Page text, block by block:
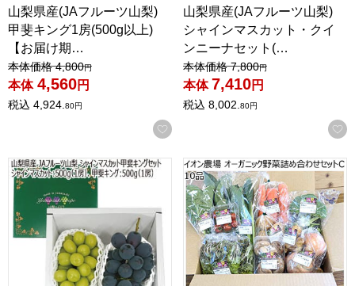
山梨県産(JAフルーツ山梨)
甲斐キング1房(500g以上)
【お届け期…
値引き前の価格：
本体価格 4,800円
本体 4,560円
税込 4,924.80円
お気に入りに登録する
山梨県産(JAフルーツ山梨)
シャインマスカット・クイ
ンニーナセット(…
値引き前の価格：
本体価格 7,800円
本体 7,410円
税込 8,002. 80円
山梨県産(JAフルーツ山梨) シャインマスカット・甲斐キン
イオン農場 オーガニック野